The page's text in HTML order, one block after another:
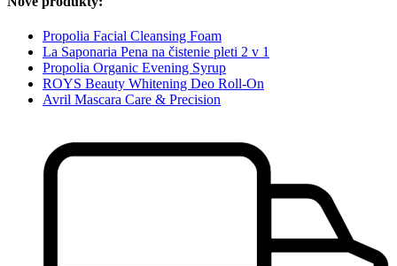
Propolia Facial Cleansing Foam
La Saponaria Pena na čistenie pleti 2 v 1
Propolia Organic Evening Syrup
ROYS Beauty Whitening Deo Roll-On
Avril Mascara Care & Precision